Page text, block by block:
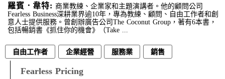
羅賓．韋特: 商業教練、企業家和主題演講者。他的顧問公司
Fearless Business深耕業界逾10年，專為教練、顧問、自由工作者和創
意人士提供服務。曾創辦廣告公司The Coconut Group，著有6本書，
包括暢銷書《抓住你的機會》（Take ...
自由工作者 企業經營 服務業 銷售
Fearless Pricing